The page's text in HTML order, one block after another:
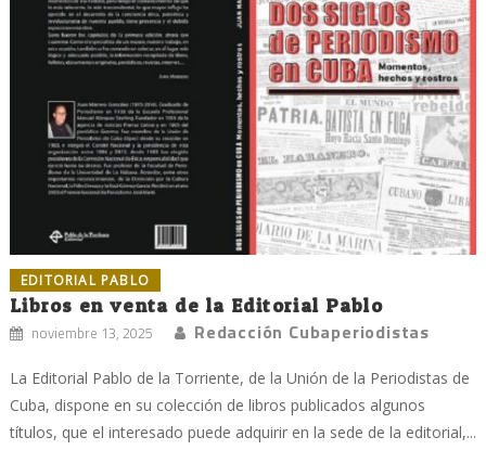
EDITORIAL PABLO
Libros en venta de la Editorial Pablo
noviembre 13, 2025 Redacción Cubaperiodistas
La Editorial Pablo de la Torriente, de la Unión de la Periodistas de
Cuba, dispone en su colección de libros publicados algunos
títulos, que el interesado puede adquirir en la sede de la editorial,...